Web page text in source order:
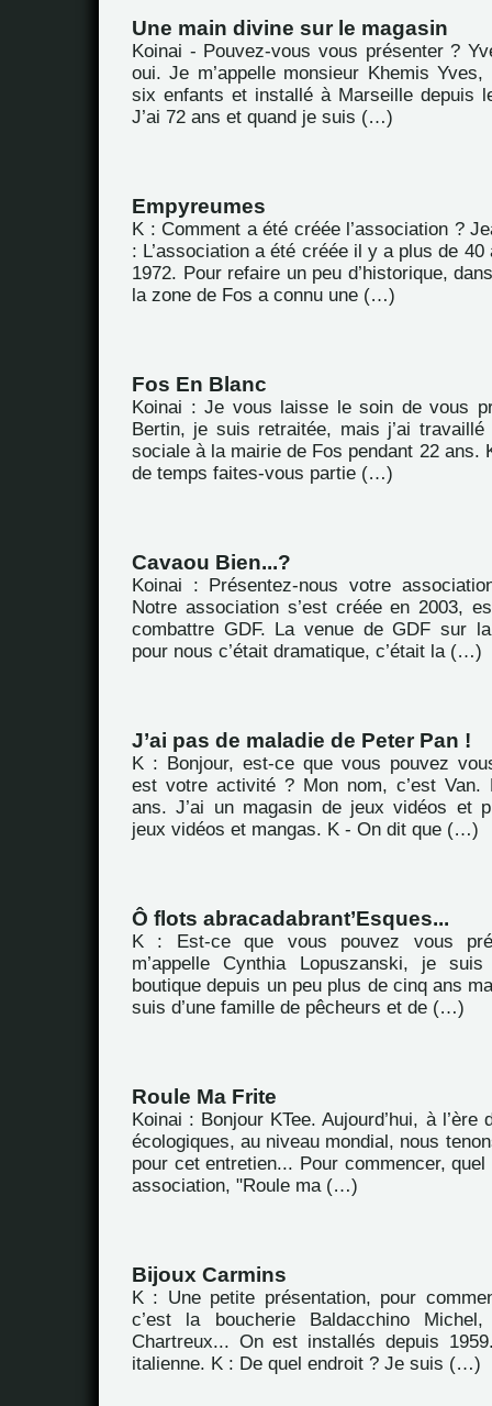
Une main divine sur le magasin
Koinai - Pouvez-vous vous présenter ?
oui. Je m’appelle monsieur Khemis
six enfants et installé à Marseille depuis
J’ai 72 ans et quand je suis (…)
Empyreumes
K : Comment a été créée l’association ?
: L’association a été créée il y a plus de 40
1972. Pour refaire un peu d’historique,
la zone de Fos a connu une (…)
Fos En Blanc
Koinai : Je vous laisse le soin de vous
Bertin, je suis retraitée, mais j’ai travaillé
sociale à la mairie de Fos pendant 22 ans.
de temps faites-vous partie (…)
Cavaou Bien...?
Koinai : Présentez-nous votre
Notre association s’est créée en 2003,
combattre GDF. La venue de GDF sur
pour nous c’était dramatique, c’était la (…)
J’ai pas de maladie de Peter Pan !
K : Bonjour, est-ce que vous pouvez
est votre activité ? Mon nom, c’est Van.
ans. J’ai un magasin de jeux vidéos et
jeux vidéos et mangas. K - On dit que (…)
Ô flots abracadabrant’Esques...
K : Est-ce que vous pouvez vous
m’appelle Cynthia Lopuszanski, je
boutique depuis un peu plus de cinq ans
suis d’une famille de pêcheurs et de (…)
Roule Ma Frite
Koinai : Bonjour KTee. Aujourd’hui, à l’ère
écologiques, au niveau mondial, nous
pour cet entretien... Pour commencer, quel
association, "Roule ma (…)
Bijoux Carmins
K : Une petite présentation, pour
c’est la boucherie Baldacchino
Chartreux... On est installés depuis
italienne. K : De quel endroit ? Je suis (…)